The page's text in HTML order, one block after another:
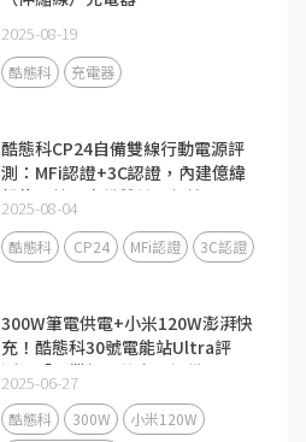
2025-08-19
酷態科 充電器
酷態科CP24自備雙線行動電源評
測：MFi認證+3C認證，內建億緯
鋰能電芯，自備雙線更便攜
2025-08-04
酷態科 CP24 MFi認證 3C認證
300W筆電供電+小米120W澎湃快
充！酷態科30號電能站Ultra評
測：「畢業級」的充電設備
2025-06-27
酷態科 300W
小米120W